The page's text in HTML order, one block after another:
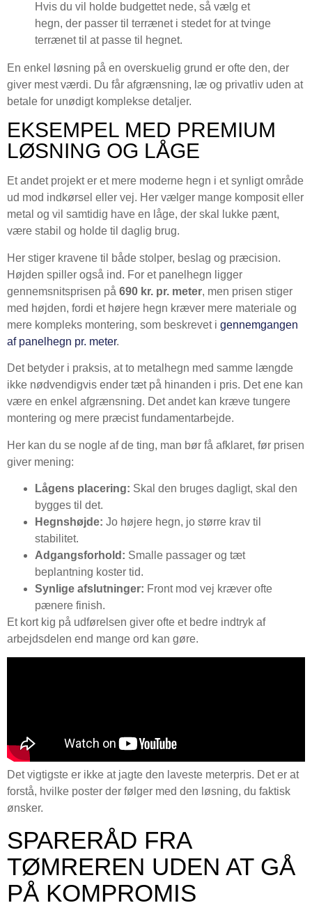
Hvis du vil holde budgettet nede, så vælg et
hegn, der passer til terrænet i stedet for at tvinge
terrænet til at passe til hegnet.
En enkel løsning på en overskuelig grund er ofte den, der
giver mest værdi. Du får afgrænsning, læ og privatliv uden at
betale for unødigt komplekse detaljer.
EKSEMPEL MED PREMIUM
LØSNING OG LÅGE
Et andet projekt er et mere moderne hegn i et synligt område
ud mod indkørsel eller vej. Her vælger mange komposit eller
metal og vil samtidig have en låge, der skal lukke pænt,
være stabil og holde til daglig brug.
Her stiger kravene til både stolper, beslag og præcision.
Højden spiller også ind. For et panelhegn ligger
gennemsnitsprisen på 690 kr. pr. meter, men prisen stiger
med højden, fordi et højere hegn kræver mere materiale og
mere kompleks montering, som beskrevet i gennemgangen
af panelhegn pr. meter.
Det betyder i praksis, at to metalhegn med samme længde
ikke nødvendigvis ender tæt på hinanden i pris. Det ene kan
være en enkel afgrænsning. Det andet kan kræve tungere
montering og mere præcist fundamentarbejde.
Her kan du se nogle af de ting, man bør få afklaret, før prisen
giver mening:
Lågens placering: Skal den bruges dagligt, skal den
bygges til det.
Hegnshøjde: Jo højere hegn, jo større krav til
stabilitet.
Adgangsforhold: Smalle passager og tæt
beplantning koster tid.
Synlige afslutninger: Front mod vej kræver ofte
pænere finish.
Et kort kig på udførelsen giver ofte et bedre indtryk af
arbejdsdelen end mange ord kan gøre.
Det vigtigste er ikke at jagte den laveste meterpris. Det er at
forstå, hvilke poster der følger med den løsning, du faktisk
ønsker.
SPARERÅD FRA
TØMREREN UDEN AT GÅ
PÅ KOMPROMIS